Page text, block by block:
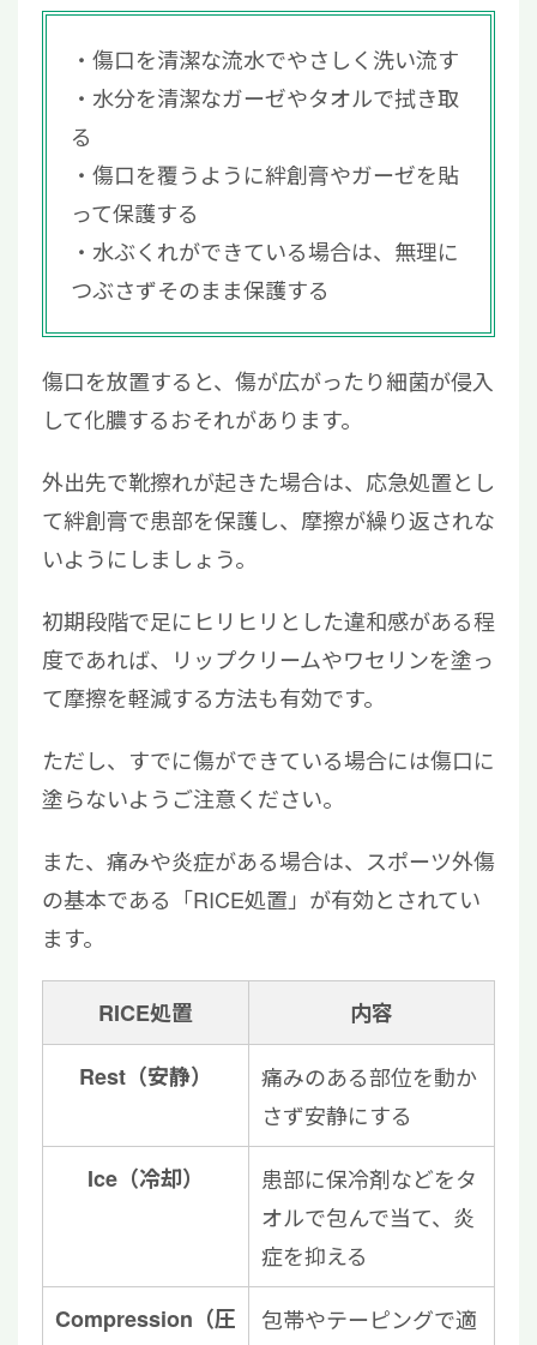
傷口を清潔な流水でやさしく洗い流す
水分を清潔なガーゼやタオルで拭き取
る
傷口を覆うように絆創膏やガーゼを貼
って保護する
水ぶくれができている場合は、無理に
つぶさずそのまま保護する
傷口を放置すると、傷が広がったり細菌が侵入
して化膿するおそれがあります。
外出先で靴擦れが起きた場合は、応急処置とし
て絆創膏で患部を保護し、摩擦が繰り返されな
いようにしましょう。
初期段階で足にヒリヒリとした違和感がある程
度であれば、リップクリームやワセリンを塗っ
て摩擦を軽減する方法も有効です。
ただし、すでに傷ができている場合には傷口に
塗らないようご注意ください。
また、痛みや炎症がある場合は、スポーツ外傷
の基本である「RICE処置」が有効とされてい
ます。
RICE処置 内容
Rest（安静）
痛みのある部位を動か
さず安静にする
Ice（冷却）
患部に保冷剤などをタ
オルで包んで当て、炎
症を抑える
Compression（圧
包帯やテーピングで適